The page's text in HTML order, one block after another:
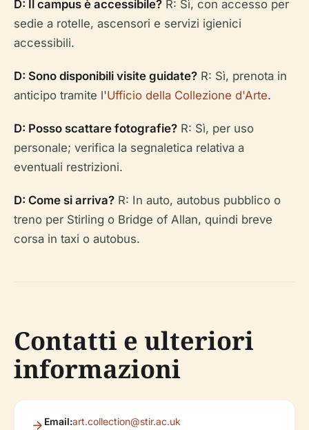
D: Il campus è accessibile? R: Sì, con accesso per
sedie a rotelle, ascensori e servizi igienici
accessibili.
D: Sono disponibili visite guidate? R: Sì, prenota in
anticipo tramite l'Ufficio della Collezione d'Arte.
D: Posso scattare fotografie? R: Sì, per uso
personale; verifica la segnaletica relativa a
eventuali restrizioni.
D: Come si arriva? R: In auto, autobus pubblico o
treno per Stirling o Bridge of Allan, quindi breve
corsa in taxi o autobus.
Contatti e ulteriori
informazioni
Email:art.collection@stir.ac.uk